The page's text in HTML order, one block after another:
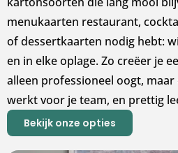
menukaarten restaurant,
of dessertkaarten nodig hebt:
en in elke oplage. Zo creëer je
alleen professioneel oogt,
werkt voor je team, en prettig
Bekijk onze opties